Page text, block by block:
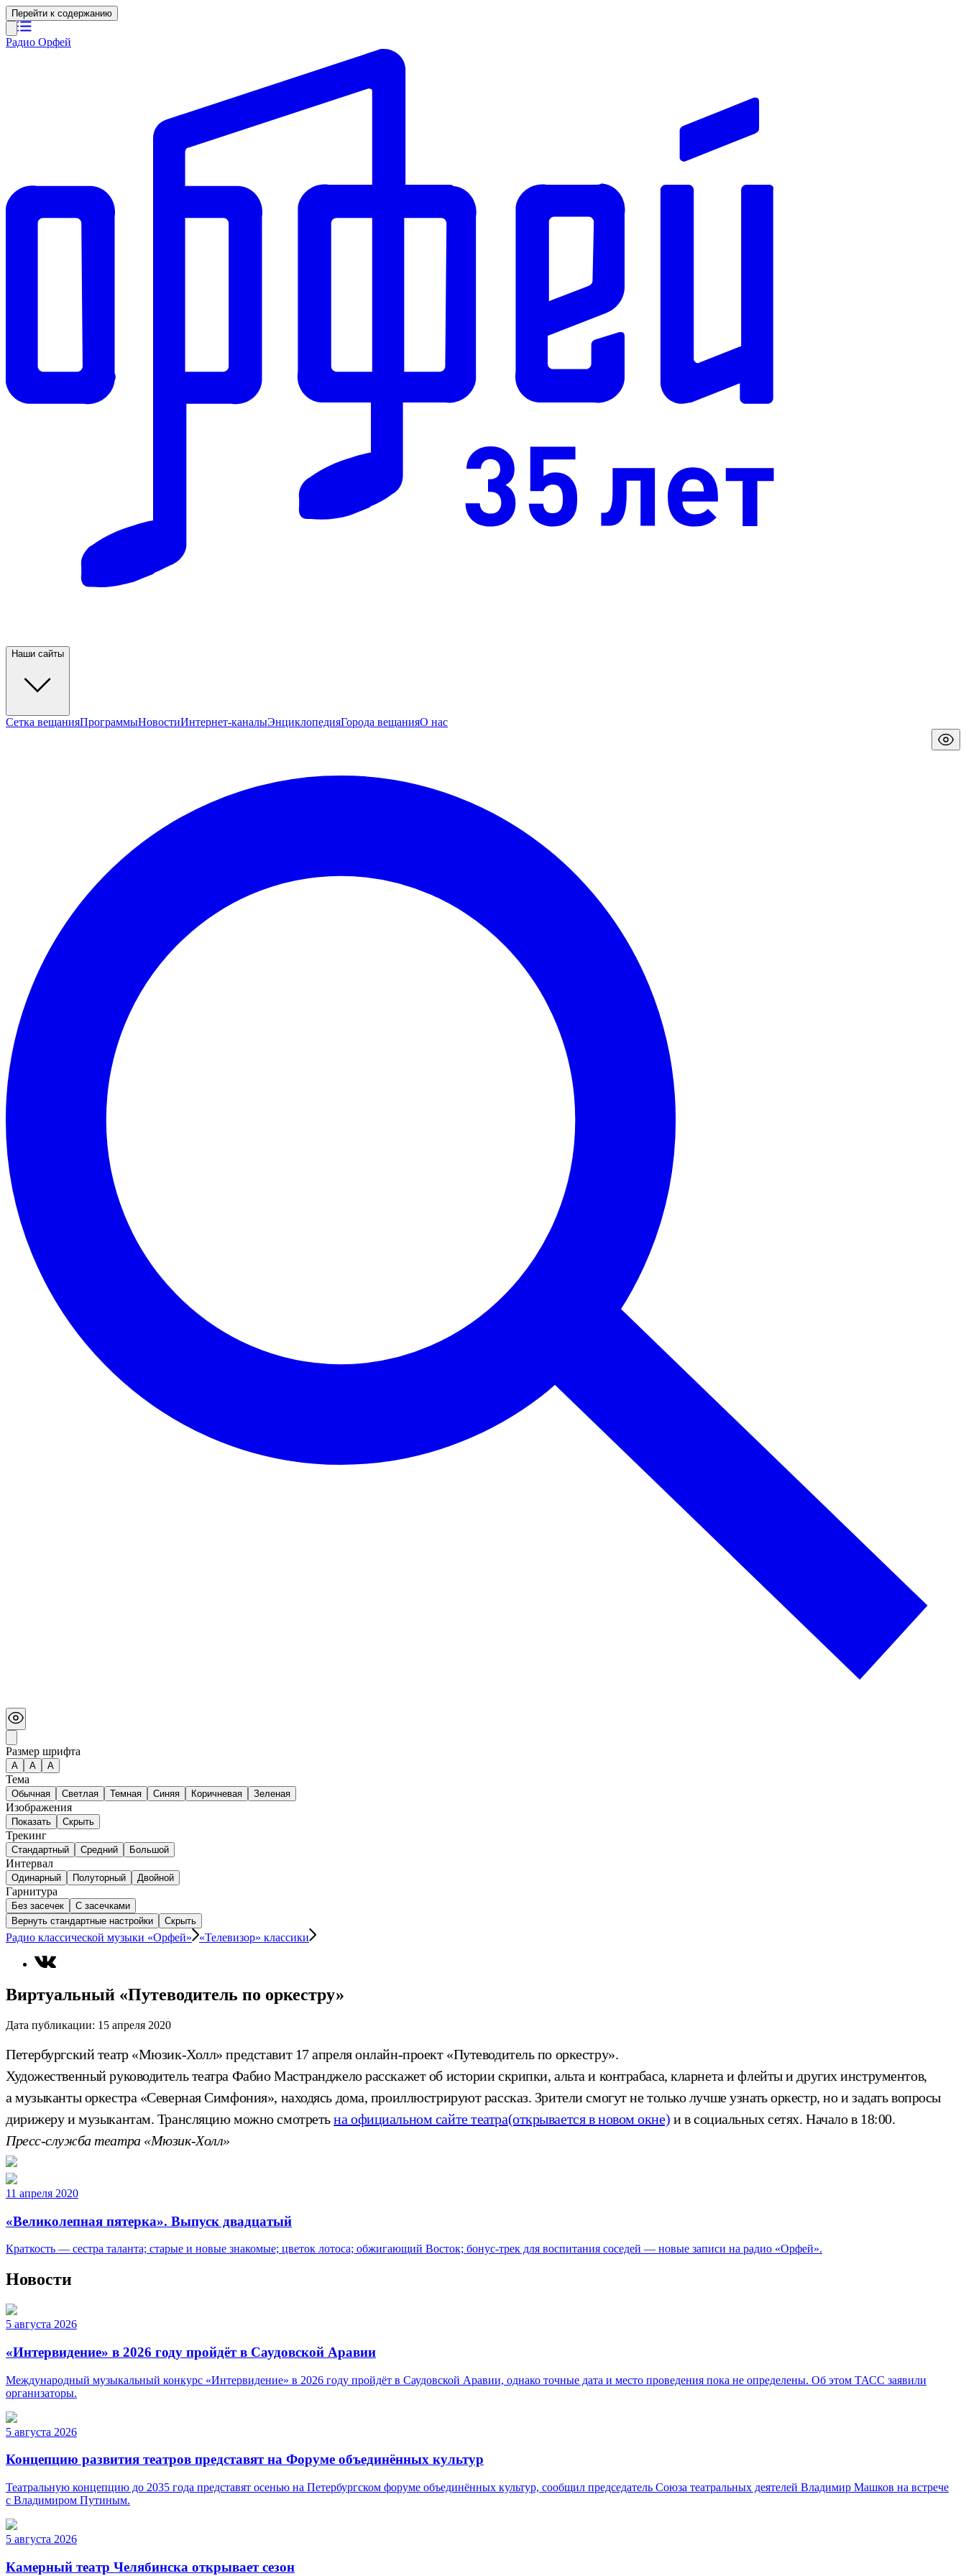
Перейти к содержанию
Радио Орфей
Наши сайты
Сетка вещанияПрограммыНовостиИнтернет-каналыЭнциклопедияГорода вещанияО нас
Размер шрифта
А A A
Тема
Обычная Светлая Темная Синяя Коричневая Зеленая
Изображения
Показать Скрыть
Трекинг
Стандартный Средний Большой
Интервал
Одинарный Полуторный Двойной
Гарнитура
Без засечек
С засечками
Вернуть стандартные настройки
Скрыть
Радио классической музыки «Орфей» «Телевизор» классики
Виртуальный «Путеводитель по оркестру»
Дата публикации: 15 апреля 2020
Петербургский театр «Мюзик-Холл» представит 17 апреля онлайн-проект «Путеводитель по оркестру».
Художественный руководитель театра Фабио Мастранджело расскажет об истории скрипки, альта и контрабаса, кларнета и флейты и других инструментов,
а музыканты оркестра «Северная Симфония», находясь дома, проиллюстрируют рассказ. Зрители смогут не только лучше узнать оркестр, но и задать вопросы
дирижеру и музыкантам. Трансляцию можно смотретьна официальном сайте театра(открывается в новом окне) и в социальных сетях. Начало в 18:00.
Пресс-служба театра «Мюзик-Холл»
11 апреля 2020
«Великолепная пятерка». Выпуск двадцатый
Краткость — сестра таланта; старые и новые знакомые; цветок лотоса; обжигающий Восток; бонус-трек для воспитания соседей — новые записи на радио «Орфей».
Новости
5 августа 2026
«Интервидение» в 2026 году пройдёт в Саудовской Аравии
Международный музыкальный конкурс «Интервидение» в 2026 году пройдёт в Саудовской Аравии, однако точные дата и место проведения пока не определены. Об этом ТАСС заявили
организаторы.
5 августа 2026
Концепцию развития театров представят на Форуме объединённых культур
Театральную концепцию до 2035 года представят осенью на Петербургском форуме объединённых культур, сообщил председатель Союза театральных деятелей Владимир Машков на встрече
с Владимиром Путиным.
5 августа 2026
Камерный театр Челябинска открывает сезон